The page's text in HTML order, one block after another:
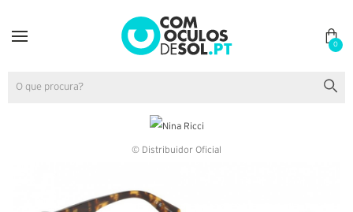
0
© Distribuidor Oficial